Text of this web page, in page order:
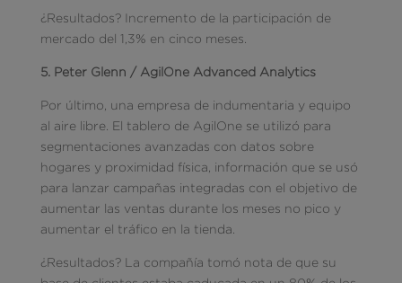
¿Resultados? Incremento de la participación de
mercado del 1,3% en cinco meses.
5. Peter Glenn / AgilOne Advanced Analytics
Por último, una empresa de indumentaria y equipo
al aire libre. El tablero de AgilOne se utilizó para
segmentaciones avanzadas con datos sobre
hogares y proximidad física, información que se usó
para lanzar campañas integradas con el objetivo de
aumentar las ventas durante los meses no pico y
aumentar el tráfico en la tienda.
¿Resultados? La compañía tomó nota de que su